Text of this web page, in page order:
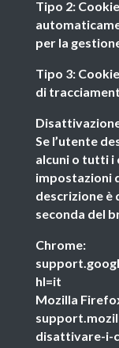
Tipo 2:
per la
Tipo 3:
di
Se l’utente
alcuni o tutti i
impostazioni
descrizione è
seconda del
Chrome:
hl=it
Mozilla
disattivare-i-